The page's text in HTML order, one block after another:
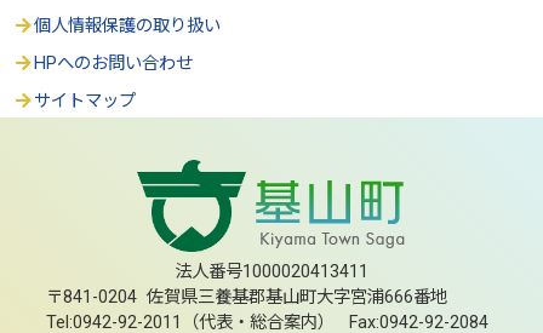
個人情報保護の取り扱い
HPへのお問い合わせ
サイトマップ
法人番号1000020413411
〒841-0204 佐賀県三養基郡基山町大字宮浦666番地
Tel:0942-92-2011（代表・総合案内） Fax:0942-92-2084